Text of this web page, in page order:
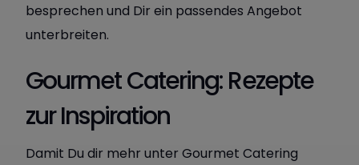
besprechen und Dir ein passendes Angebot
unterbreiten.
Gourmet Catering: Rezepte
zur Inspiration
Damit Du dir mehr unter Gourmet Catering